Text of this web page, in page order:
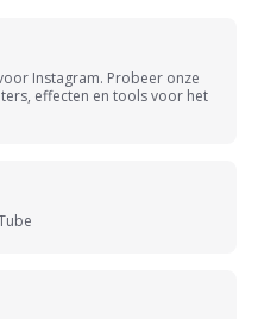
Instagram. Probeer onze
effecten en tools voor het